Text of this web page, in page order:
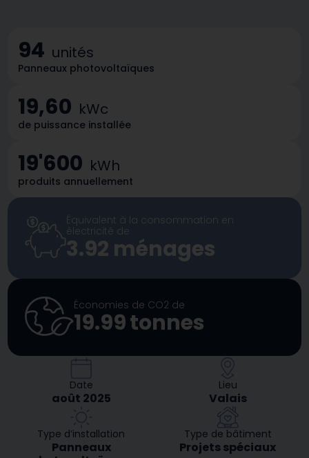
94 unités
Panneaux photovoltaïques
19,60 kWc
de puissance installée
19'600 kWh
produits annuellement
Équivalent à la consommation en
électricité de
3.92 ménages
Économies de CO2 de
19.99tonnes
Date
août 2025
Lieu
Valais
Type d’installation
Panneaux
Type de bâtiment
Projets spéciaux